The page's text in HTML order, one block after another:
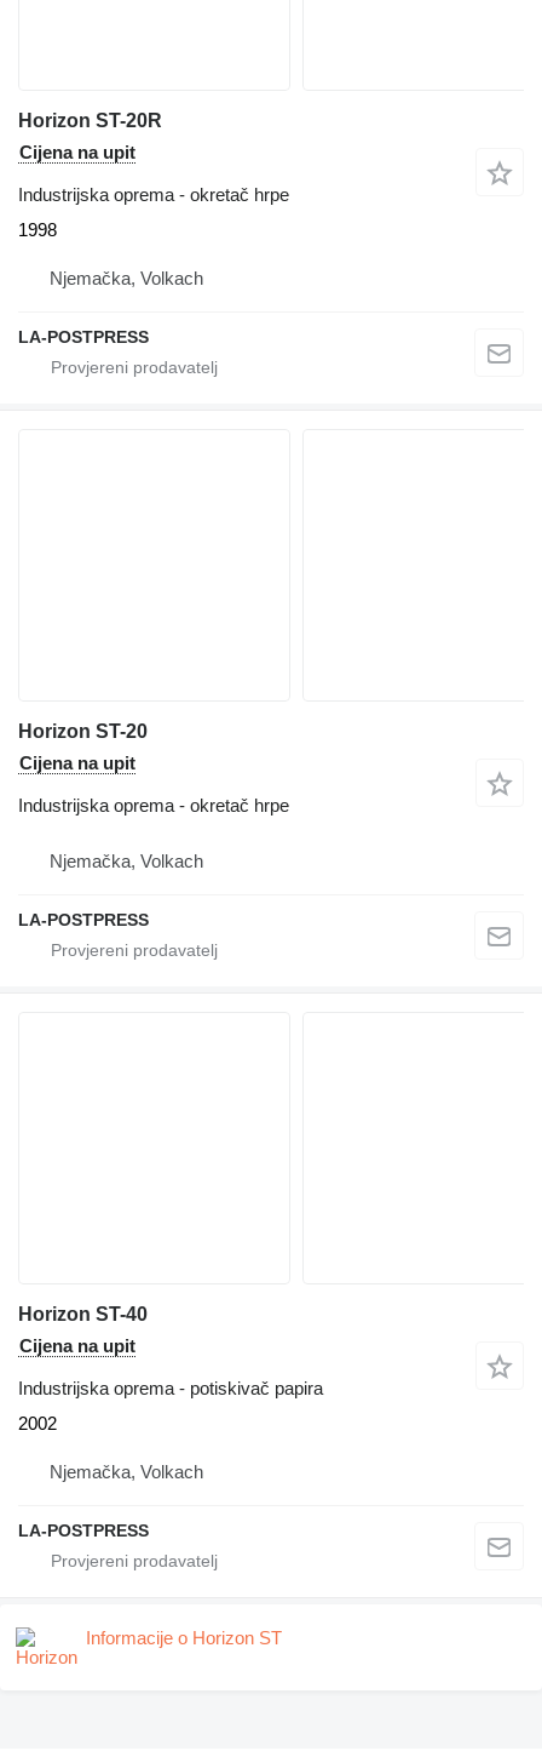
Horizon ST-20R
Cijena na upit
Industrijska oprema - okretač hrpe
1998
Njemačka, Volkach
LA-POSTPRESS
Horizon ST-20
Cijena na upit
Industrijska oprema - okretač hrpe
Njemačka, Volkach
LA-POSTPRESS
Horizon ST-40
Cijena na upit
Industrijska oprema - potiskivač papira
2002
Njemačka, Volkach
LA-POSTPRESS
Informacije o Horizon ST